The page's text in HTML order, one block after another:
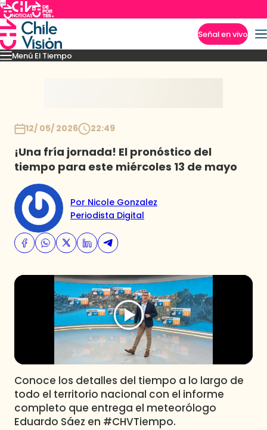
Señal en vivo
Menú El Tiempo
Pronóstico Novedades
12/ 05/ 2026 22:49
¡Una fría jornada! El pronóstico del
tiempo para este miércoles 13 de mayo
Por Nicole Gonzalez
Periodista Digital
Conoce los detalles del tiempo a lo largo de
todo el territorio nacional con el informe
completo que entrega el meteorólogo
Eduardo Sáez en #CHVTiempo.
Imperdibles
Programas
Club De La Comedia
Contigo en Directo
Plan Perfecto
Todos Los Programas